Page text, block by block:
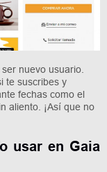
nuevo usuario.
te suscribes y
fechas como el
aliento. ¡Así que no
usar en Gaia